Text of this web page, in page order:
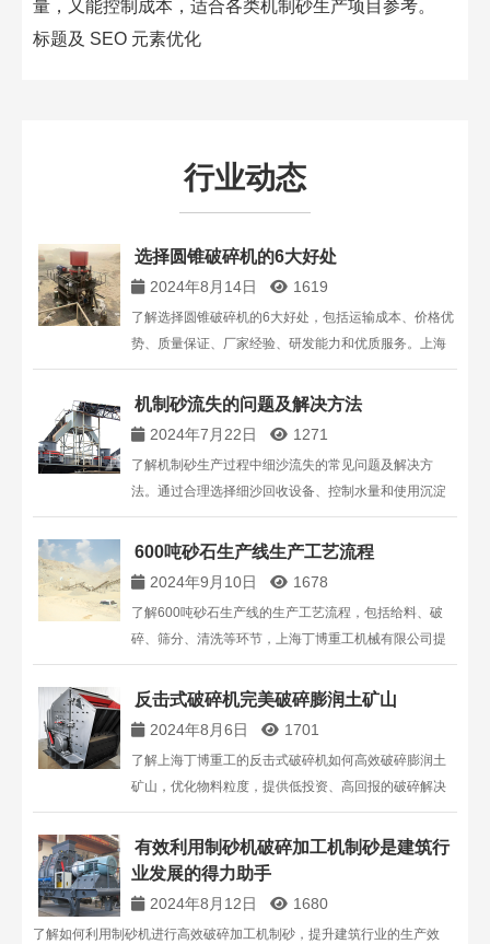
量，又能控制成本，适合各类机制砂生产项目参考。​
标题及 SEO 元素优化
行业动态
选择圆锥破碎机的6大好处
2024年8月14日 1619
了解选择圆锥破碎机的6大好处，包括运输成本、价格优
势、质量保证、厂家经验、研发能力和优质服务。上海
丁博重工提供高性价比的圆锥破碎机，助力您的矿山项
目。
机制砂流失的问题及解决方法
2024年7月22日 1271
了解机制砂生产过程中细沙流失的常见问题及解决方
法。通过合理选择细沙回收设备、控制水量和使用沉淀
池，可以有效减少细沙流失，提高生产效率。
600吨砂石生产线生产工艺流程
2024年9月10日 1678
了解600吨砂石生产线的生产工艺流程，包括给料、破
碎、筛分、清洗等环节，上海丁博重工机械有限公司提
供专业的破碎设备解决方案。
反击式破碎机完美破碎膨润土矿山
2024年8月6日 1701
了解上海丁博重工的反击式破碎机如何高效破碎膨润土
矿山，优化物料粒度，提供低投资、高回报的破碎解决
方案。
有效利用制砂机破碎加工机制砂是建筑行
业发展的得力助手
2024年8月12日 1680
了解如何利用制砂机进行高效破碎加工机制砂，提升建筑行业的生产效